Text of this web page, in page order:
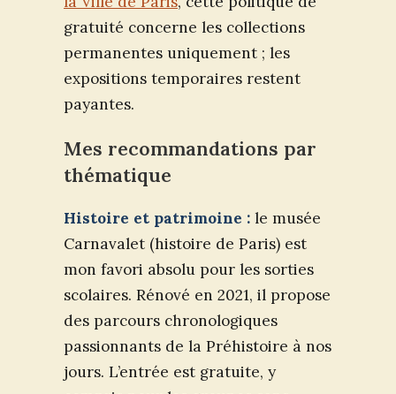
gratuité concerne les collections
permanentes uniquement ; les
expositions temporaires restent
payantes.
Mes recommandations par
thématique
Histoire et patrimoine : le musée
Carnavalet (histoire de Paris) est
mon favori absolu pour les sorties
scolaires. Rénové en 2021, il propose
des parcours chronologiques
passionnants de la Préhistoire à nos
jours. L’entrée est gratuite, y